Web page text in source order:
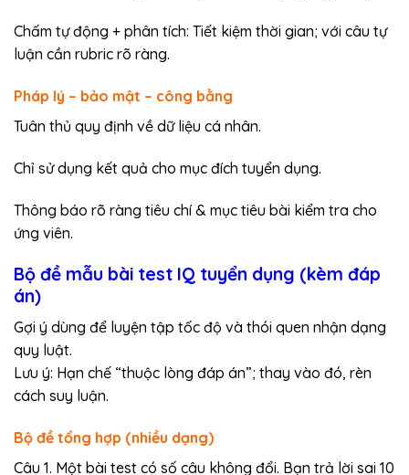
Chấm tự động + phân tích: Tiết kiệm thời gian; với câu tự
luận cần rubric rõ ràng.
Pháp lý – bảo mật – công bằng
Tuân thủ quy định về dữ liệu cá nhân.
Chỉ sử dụng kết quả cho mục đích tuyển dụng.
Thông báo rõ ràng tiêu chí & mục tiêu bài kiểm tra cho
ứng viên.
Bộ đề mẫu bài test IQ tuyển dụng (kèm đáp
án)
Gợi ý dùng để luyện tập tốc độ và thói quen nhận dạng
quy luật.
Lưu ý: Hạn chế “thuộc lòng đáp án”; thay vào đó, rèn
cách suy luận.
Bộ đề tổng hợp (nhiều dạng)
Câu 1. Một bài test có số câu không đổi. Bạn trả lời sai 10